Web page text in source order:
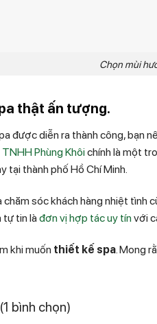
Chọn mùi
thật ấn tượng.
được diễn ra thành công, bạn
Phùng Khôichính là một
tại thành phố Hồ Chí Minh.
chăm sóc khách hàng nhiệt tình
tự tin là đơn vị hợp tác uy tín với
khi muốn thiết kế spa. Mong
bình chọn)